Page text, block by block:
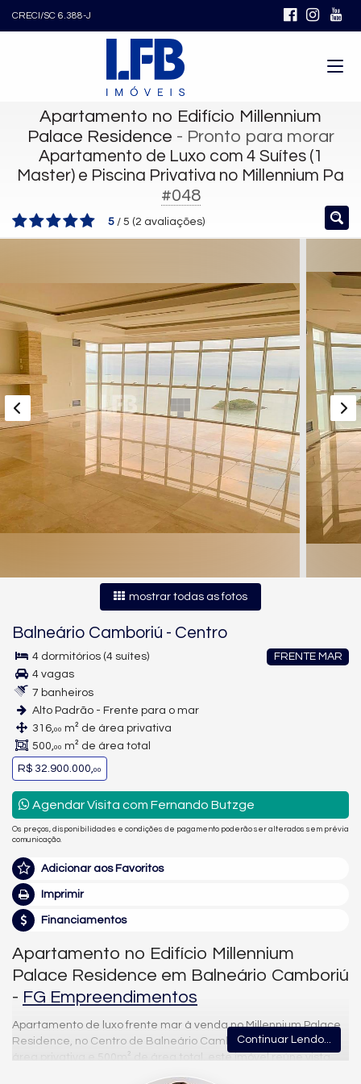
CRECI/SC 6.388-J
Apartamento no Edifício Millennium
Palace Residence - Pronto para morar
Apartamento de Luxo com 4 Suítes (1
Master) e Piscina Privativa no Millennium Pa
#048
5 / 5 (2 avaliações)
mostrar todas as fotos
Balneário Camboriú - Centro
FRENTE MAR
4 dormitórios (4 suítes)
4 vagas
7 banheiros
Alto Padrão - Frente para o mar
316,00 m² de área privativa
500,00 m² de área total
R$ 32.900.000,00
Agendar Visita com Fernando Butzge
Os preços, disponibilidades e condições de pagamento poderão ser alterados sem prévia
comunicação.
Adicionar aos Favoritos
Imprimir
Financiamentos
Apartamento no Edifício Millennium
Palace Residence em Balneário Camboriú
- FG Empreendimentos
Apartamento de luxo frente mar à venda no Millennium Palace
Residence, no Centro de Balneário Camboriú. Com 316m² de
Continuar Lendo...